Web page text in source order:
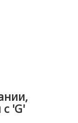
'G'